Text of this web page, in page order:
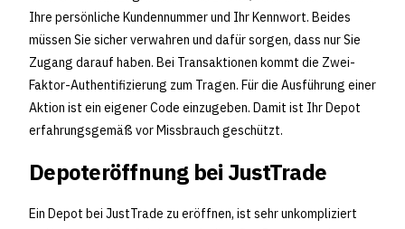
Ihre persönliche Kundennummer und Ihr Kennwort. Beides
müssen Sie sicher verwahren und dafür sorgen, dass nur Sie
Zugang darauf haben. Bei Transaktionen kommt die Zwei-
Faktor-Authentifizierung zum Tragen. Für die Ausführung einer
Aktion ist ein eigener Code einzugeben. Damit ist Ihr Depot
erfahrungsgemäß vor Missbrauch geschützt.
Depoteröffnung bei JustTrade
Ein Depot bei JustTrade zu eröffnen, ist sehr unkompliziert